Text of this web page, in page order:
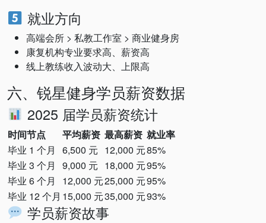
就业方向
高端会所 > 私教工作室 > 商业健身房
康复机构专业要求高、薪资高
线上教练收入波动大、上限高
六、锐星健身学员薪资数据
2025 届学员薪资统计
时间节点 平均薪资 最高薪资 就业率
毕业 1 个月
6,500 元 12,000 元85%
毕业 3 个月
9,000 元 18,000 元95%
毕业 6 个月
12,000 元25,000 元95%
毕业 12 个月 15,000 元35,000 元93%
学员薪资故事